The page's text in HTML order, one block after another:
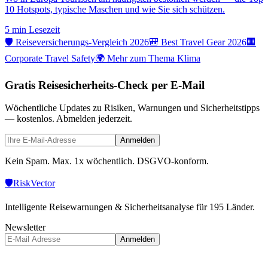
10 Hotspots, typische Maschen und wie Sie sich schützen.
5 min Lesezeit
🛡️ Reiseversicherungs-Vergleich 2026🎒 Best Travel Gear 2026🏢
Corporate Travel Safety🌍 Mehr zum Thema Klima
Gratis Reisesicherheits-Check per E-Mail
Wöchentliche Updates zu Risiken, Warnungen und Sicherheitstipps
— kostenlos. Abmelden jederzeit.
Anmelden
Kein Spam. Max. 1x wöchentlich. DSGVO-konform.
🛡️RiskVector
Intelligente Reisewarnungen & Sicherheitsanalyse für 195 Länder.
Newsletter
Anmelden